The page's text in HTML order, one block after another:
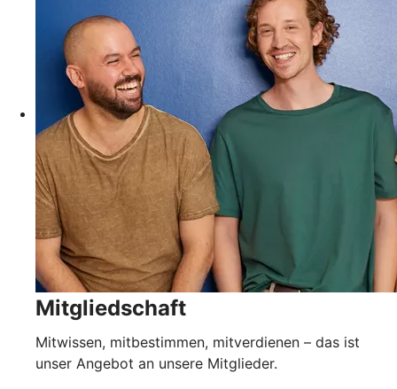
Mitgliedschaft
Mitwissen, mitbestimmen, mitverdienen – das ist
unser Angebot an unsere Mitglieder.